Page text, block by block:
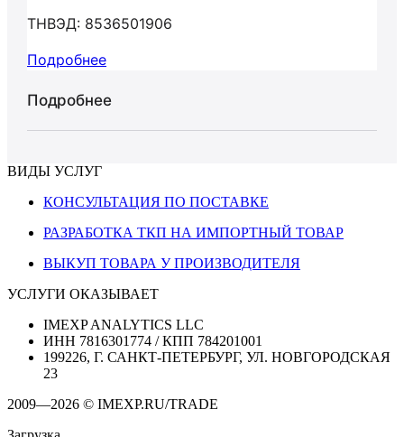
ТНВЭД: 8536501906
Подробнее
Подробнее
ВИДЫ УСЛУГ
КОНСУЛЬТАЦИЯ ПО ПОСТАВКЕ
РАЗРАБОТКА ТКП НА ИМПОРТНЫЙ ТОВАР
ВЫКУП ТОВАРА У ПРОИЗВОДИТЕЛЯ
УСЛУГИ ОКАЗЫВАЕТ
IMEXP ANALYTICS LLC
ИНН 7816301774 / КПП 784201001
199226, Г. САНКТ-ПЕТЕРБУРГ, УЛ. НОВГОРОДСКАЯ
23
2009—2026 © IMEXP.RU/TRADE